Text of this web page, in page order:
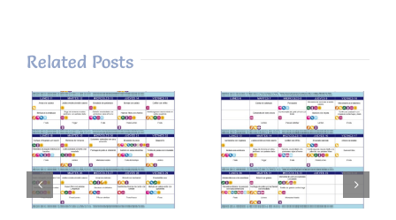
Related Posts